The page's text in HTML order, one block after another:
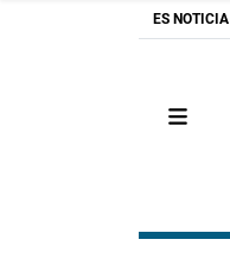
ES NOTICIA